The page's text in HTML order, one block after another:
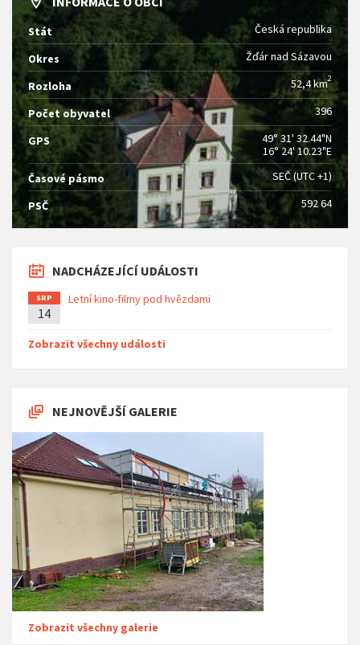
Stát Česká republika
Okres Žďár nad Sázavou
Rozloha 52,4 km2
Počet obyvatel 396
GPS
49° 31' 32.44"N
16° 24' 10.23"E
Časové pásmo
SEČ (UTC +1)
PSČ 592 64
NADCHÁZEJÍCÍ UDÁLOSTI
SRP
14
Letní kino-filmy pod hvězdami
Zobrazit všechny události
NEJNOVĚJŠÍ GALERIE
Zobrazit všechny galerie